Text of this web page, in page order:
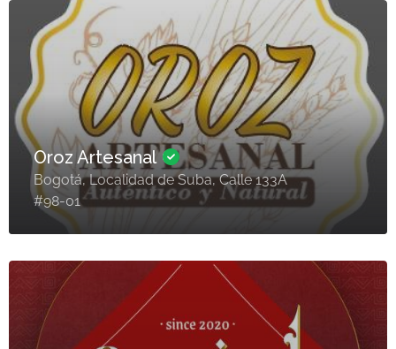
Oroz Artesanal
Bogotá, Localidad de Suba, Calle 133A
#98-01